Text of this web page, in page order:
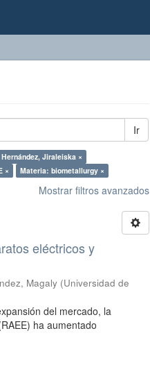
Ir
Jiraleiska ×
× Materia: biometallurgy ×
Mostrar filtros avanzados
eléctricos y
Magaly (Universidad de
del mercado, la
ha aumentado